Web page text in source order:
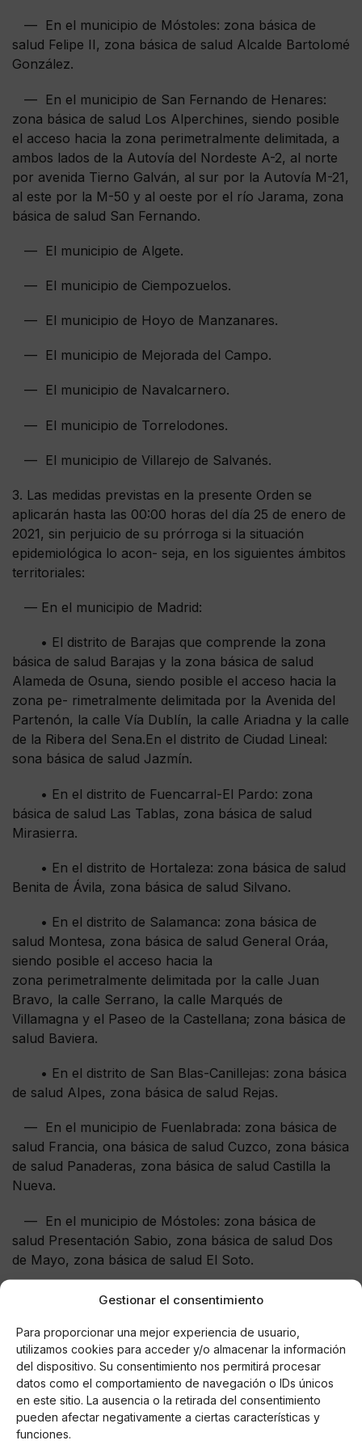
Gestionar el consentimiento
Para proporcionar una mejor experiencia de usuario,
utilizamos cookies para acceder y/o almacenar la información
del dispositivo. Su consentimiento nos permitirá procesar
datos como el comportamiento de navegación o IDs únicos
en este sitio. La ausencia o la retirada del consentimiento
pueden afectar negativamente a ciertas características y
funciones.
— En el municipio de Móstoles: zona básica de
salud Felipe II, zona básica de salud Alcalde Bartolomé
González.
— En el municipio de San Fernando de Henares:
zona básica de salud Los Alperchines, siendo posible
el acceso hacia la zona perimetralmente delimitada, a
ambos lados de la Autovía del Nordeste A-2, al norte
por avenida Tierno Galván, al sur por la Autovía M-21,
al este por la M-50 y al oeste por el río Jarama, zona
básica de salud San Fernando.
— El municipio de Algete.
— El municipio de Ciempozuelos.
— El municipio de Hoyo de Manzanares.
— El municipio de Mejorada del Campo.
— El municipio de Navalcarnero.
— El municipio de Torrelodones.
— El municipio de Villarejo de Salvanés.
3. Las medidas previstas en la presente Orden se
aplicarán hasta las 00:00 horas del día 25 de enero de
2021, sin perjuicio de su prórroga si la situación
epidemiológica lo acon- seja, en los siguientes ámbitos
territoriales:
— En el municipio de Madrid:
• El distrito de Barajas que comprende la zona
básica de salud Barajas y la zona básica de salud
Alameda de Osuna, siendo posible el acceso hacia la
zona pe- rimetralmente delimitada por la Avenida del
Partenón, la calle Vía Dublín, la calle Ariadna y la calle
de la Ribera del Sena.En el distrito de Ciudad Lineal:
sona básica de salud Jazmín.
• En el distrito de Fuencarral-El Pardo: zona
básica de salud Las Tablas, zona básica de salud
Mirasierra.
• En el distrito de Hortaleza: zona básica de salud
Benita de Ávila, zona básica de salud Silvano.
• En el distrito de Salamanca: zona básica de
salud Montesa, zona básica de salud General Oráa,
siendo posible el acceso hacia la
zona perimetralmente delimitada por la calle Juan
Bravo, la calle Serrano, la calle Marqués de
Villamagna y el Paseo de la Castellana; zona básica de
salud Baviera.
• En el distrito de San Blas-Canillejas: zona básica
de salud Alpes, zona básica de salud Rejas.
— En el municipio de Fuenlabrada: zona básica de
salud Francia, ona básica de salud Cuzco, zona básica
de salud Panaderas, zona básica de salud Castilla la
Nueva.
— En el municipio de Móstoles: zona básica de
salud Presentación Sabio, zona básica de salud Dos
de Mayo, zona básica de salud El Soto.
— En el municipio de Rivas-Vaciamadrid:
• Zona básica de salud Rivas La Paz.
— El municipio de Alcobendas, que comprende la
zona básica de salud Alcobendas- Chopera, la zona
básica de salud Miraflores, la zona básica de salud
Valdelasfuen- tes, la zona básica de salud La Moraleja,
siendo posible el acceso hacia la zona pe-